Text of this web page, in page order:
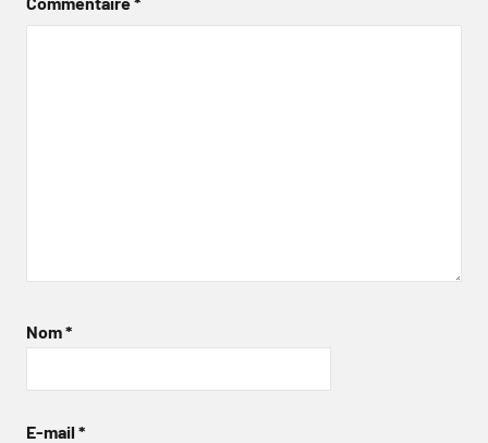
Nom*
E-mail *